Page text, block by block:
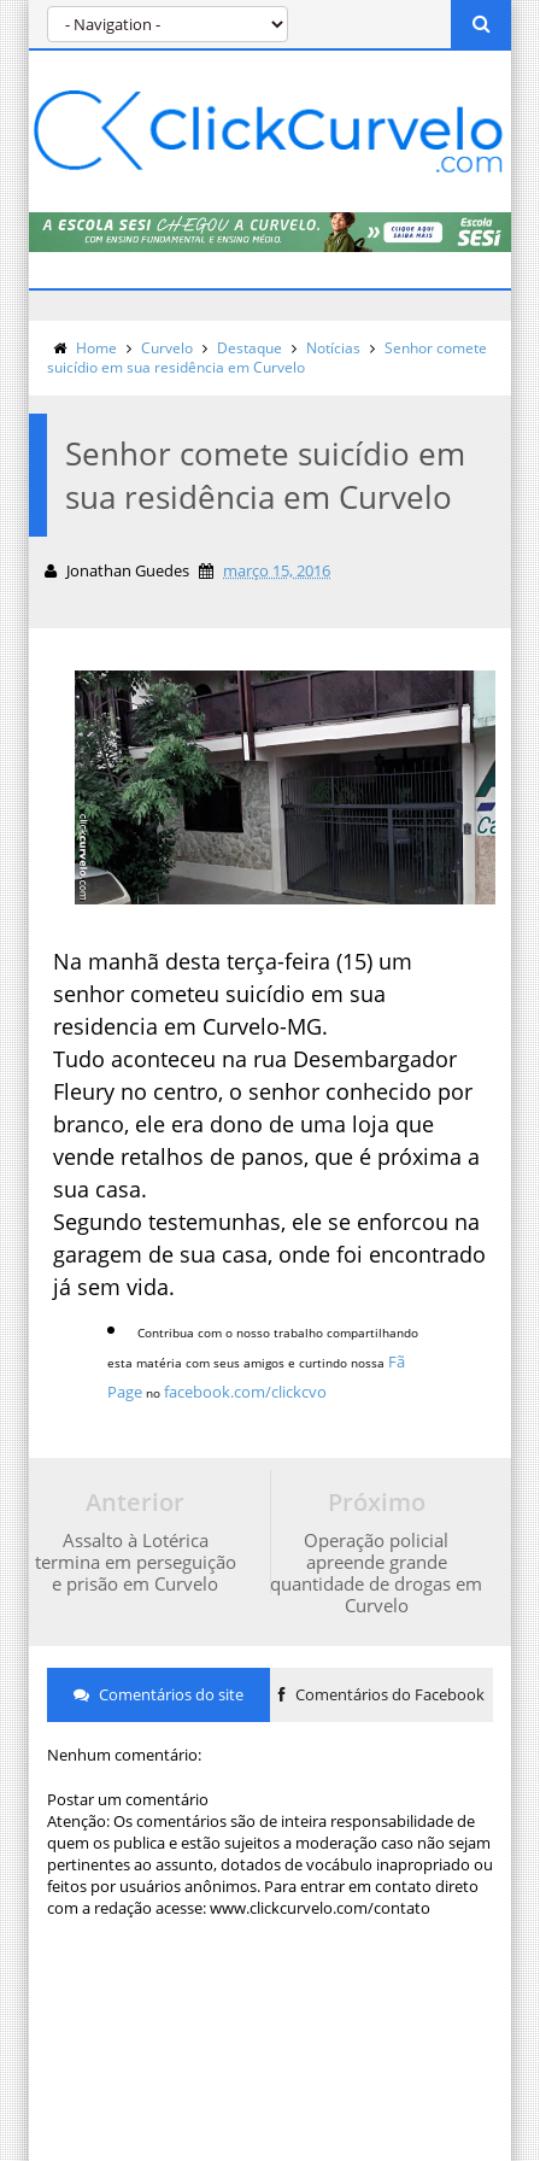
Home Curvelo Destaque Notícias
Senhor comete
suicídio em sua residência em Curvelo
Senhor comete suicídio em
sua residência em Curvelo
Jonathan Guedes março 15, 2016
Na manhã desta terça-feira (15) um
senhor cometeu suicídio em sua
residencia em Curvelo-MG.
Tudo aconteceu na rua Desembargador
Fleury no centro, o senhor conhecido por
branco, ele era dono de uma loja que
vende retalhos de panos, que é próxima a
sua casa.
Segundo testemunhas, ele se enforcou na
garagem de sua casa, onde foi encontrado
já sem vida.
Contribua com o nosso trabalho compartilhando
esta matéria com seus amigos e curtindo nossa Fã
Page no facebook.com/clickcvo
Próximo
Operação policial
apreende grande
quantidade de drogas em
Curvelo
Anterior
Assalto à Lotérica
termina em perseguição
e prisão em Curvelo
Comentários do site Comentários do Facebook
Nenhum comentário:
Postar um comentário
Atenção: Os comentários são de inteira responsabilidade de
quem os publica e estão sujeitos a moderação caso não sejam
pertinentes ao assunto, dotados de vocábulo inapropriado ou
feitos por usuários anônimos. Para entrar em contato direto
com a redação acesse: www.clickcurvelo.com/contato